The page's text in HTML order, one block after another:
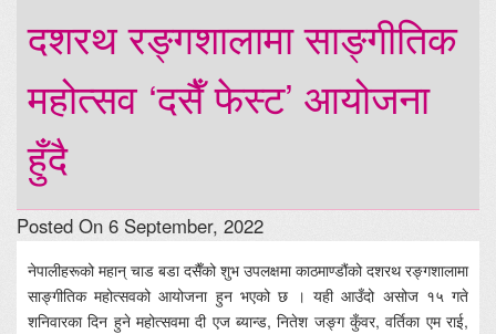
दशरथ रङ्गशालामा साङ्गीतिक
महोत्सव ‘दसैँ फेस्ट’ आयोजना
हुँदै
Posted On 6 September, 2022
नेपालीहरूको महान् चाड बडा दसैँको शुभ उपलक्षमा काठमाण्डौंको दशरथ रङ्गशालामा
साङ्गीतिक महोत्सवको आयोजना हुन भएको छ । यही आउँदो असोज १५ गते
शनिवारका दिन हुने महोत्सवमा दी एज ब्यान्ड, नितेश जङ्ग कुँवर, वर्तिका एम राई,